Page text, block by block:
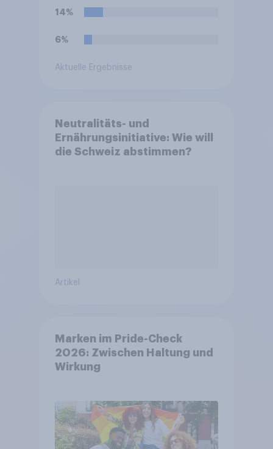
14%
6%
Aktuelle Ergebnisse
Neutralitäts- und
Ernährungsinitiative: Wie will
die Schweiz abstimmen?
Artikel
Marken im Pride-Check
2026: Zwischen Haltung und
Wirkung